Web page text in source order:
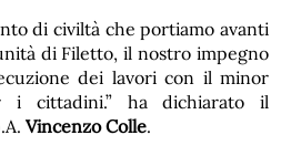
di civiltà che portiamo avanti
di Filetto, il nostro impegno
dei lavori con il minor
i cittadini.” ha dichiarato il
Vincenzo Colle.